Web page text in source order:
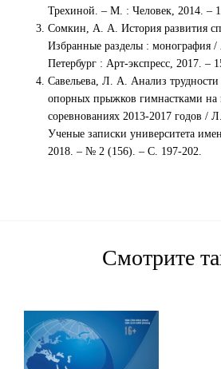
Трехиной. – М. : Человек, 2014. –
Сомкин, А. А. История развития
Избранные разделы :
Петербург : Арт-экспресс, 2017. –
Савельева, Л. А. Анализ трудности
опорных прыжков гимнастками
соревнованиях 2013-2017 годов /
Ученые записки университета
2018. – № 2 (156). – С. 197-202.
Смотрите